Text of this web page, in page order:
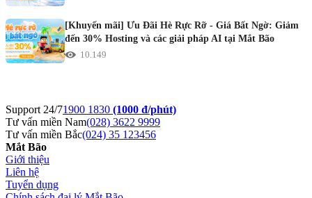
[Khuyến mãi] Ưu Đãi Hè Rực Rỡ - Giá Bất Ngờ: Giảm
đến 30% Hosting và các giải pháp AI tại Mắt Bão
10.149
Support 24/71900 1830 (1000 đ/phút)
Tư vấn miền Nam(028) 3622 9999
Tư vấn miền Bắc(024) 35 123456
Mắt Bão
Giới thiệu
Liên hệ
Tuyển dụng